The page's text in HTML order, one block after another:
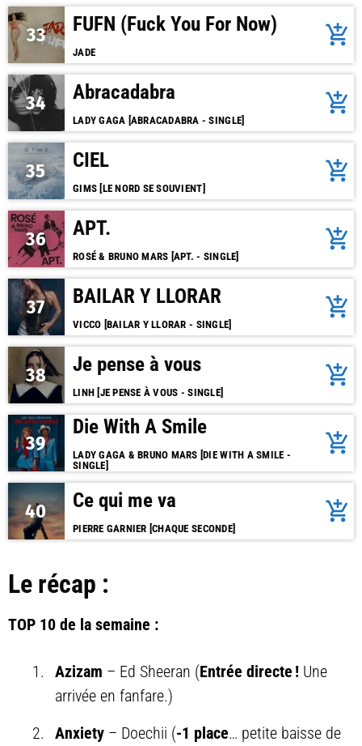
33 FUFN (Fuck You For Now)
JADE
add_shopping_cart
34 Abracadabra
LADY GAGA [ABRACADABRA - SINGLE]
add_shopping_cart
35 CIEL
GIMS [LE NORD SE SOUVIENT]
add_shopping_cart
36 APT.
ROSÉ & BRUNO MARS [APT. - SINGLE]
add_shopping_cart
37 BAILAR Y LLORAR
VICCO [BAILAR Y LLORAR - SINGLE]
add_shopping_cart
38 Je pense à vous
LINH [JE PENSE À VOUS - SINGLE]
add_shopping_cart
39
Die With A Smile
LADY GAGA & BRUNO MARS [DIE WITH A SMILE -
SINGLE]
add_shopping_cart
40 Ce qui me va
PIERRE GARNIER [CHAQUE SECONDE]
add_shopping_cart
Le récap :
TOP 10 de la semaine :
Azizam – Ed Sheeran (Entrée directe ! Une
arrivée en fanfare.)
Anxiety – Doechii (-1 place… petite baisse de